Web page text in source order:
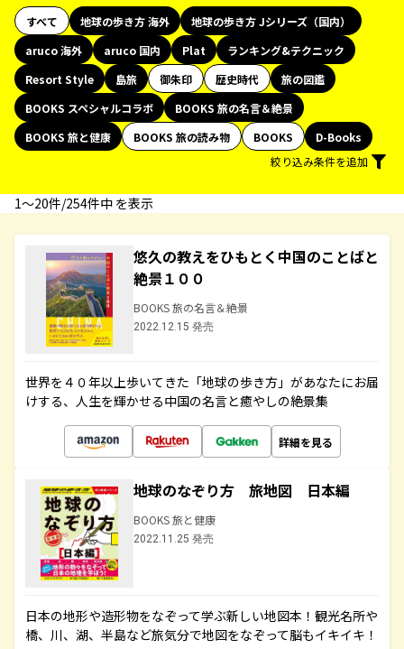
すべて 地球の歩き方 海外
地球の歩き方 Jシリーズ（国内）
aruco 海外
aruco 国内 Plat
ランキング&テクニック
Resort Style
島旅 御朱印 歴史時代
旅の図鑑
BOOKS スペシャルコラボ
BOOKS 旅の名言＆絶景
BOOKS 旅と健康
BOOKS 旅の読み物 BOOKS
D-Books
絞り込み条件を追加
1〜20件/254件中 を表示
悠久の教えをひもとく中国のことばと
絶景１００
BOOKS 旅の名言＆絶景
2022.12.15 発売
世界を４０年以上歩いてきた「地球の歩き方」があなたにお届
けする、人生を輝かせる中国の名言と癒やしの絶景集
詳細を見る
地球のなぞり方 旅地図 日本編
BOOKS 旅と健康
2022.11.25 発売
日本の地形や造形物をなぞって学ぶ新しい地図本！観光名所や
橋、川、湖、半島など旅気分で地図をなぞって脳もイキイキ！